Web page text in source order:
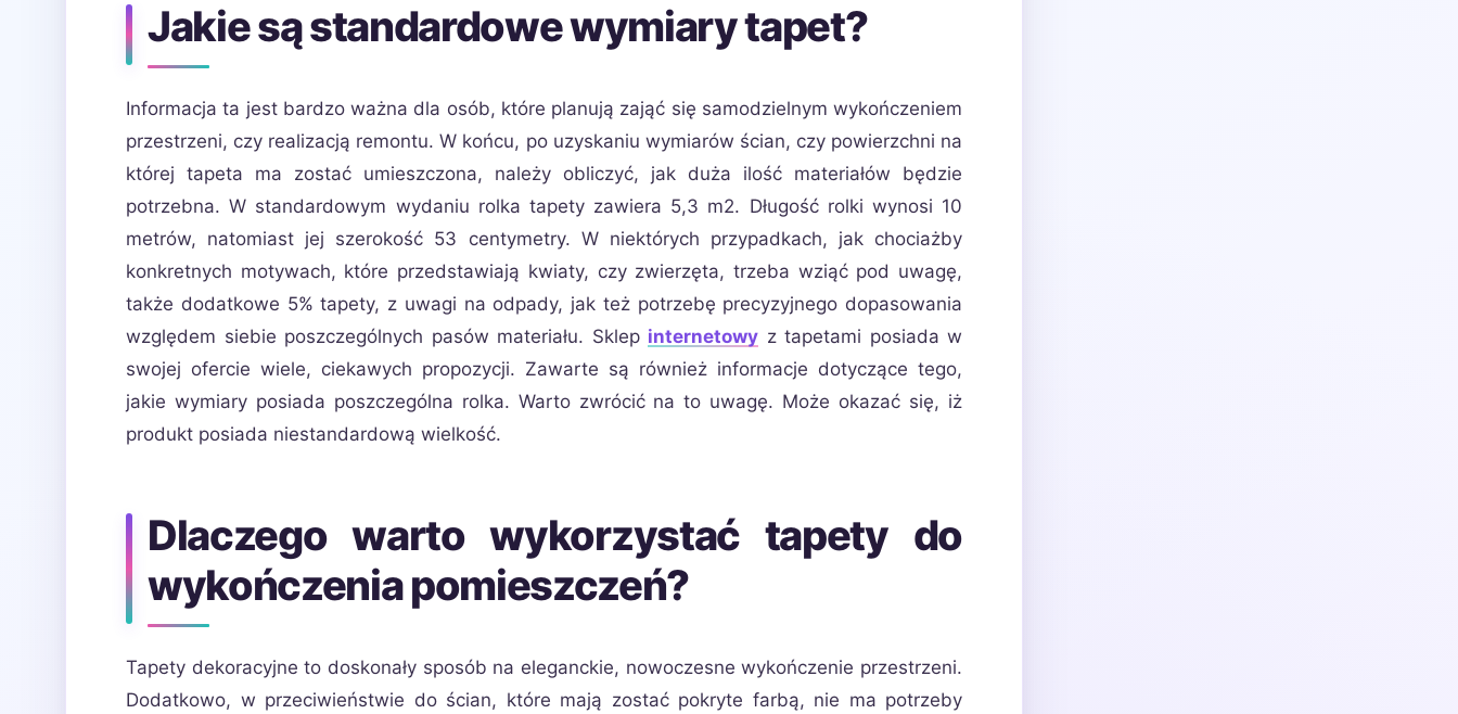
Jakie są standardowe wymiary tapet?
Informacja ta jest bardzo ważna dla osób, które planują zająć się samodzielnym wykończeniem
przestrzeni, czy realizacją remontu. W końcu, po uzyskaniu wymiarów ścian, czy powierzchni na
której tapeta ma zostać umieszczona, należy obliczyć, jak duża ilość materiałów będzie
potrzebna. W standardowym wydaniu rolka tapety zawiera 5,3 m2. Długość rolki wynosi 10
metrów, natomiast jej szerokość 53 centymetry. W niektórych przypadkach, jak chociażby
konkretnych motywach, które przedstawiają kwiaty, czy zwierzęta, trzeba wziąć pod uwagę,
także dodatkowe 5% tapety, z uwagi na odpady, jak też potrzebę precyzyjnego dopasowania
względem siebie poszczególnych pasów materiału. Sklep internetowy z tapetami posiada w
swojej ofercie wiele, ciekawych propozycji. Zawarte są również informacje dotyczące tego,
jakie wymiary posiada poszczególna rolka. Warto zwrócić na to uwagę. Może okazać się, iż
produkt posiada niestandardową wielkość.
Dlaczego warto wykorzystać tapety do
wykończenia pomieszczeń?
Tapety dekoracyjne to doskonały sposób na eleganckie, nowoczesne wykończenie przestrzeni.
Dodatkowo, w przeciwieństwie do ścian, które mają zostać pokryte farbą, nie ma potrzeby